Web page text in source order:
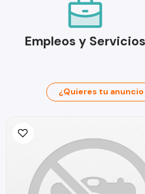
Empleos y Servicios
¿Quieres tu anuncio